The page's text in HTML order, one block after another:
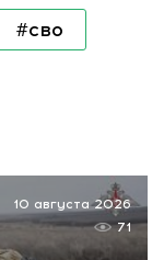
#сво
10 августа 2026
71